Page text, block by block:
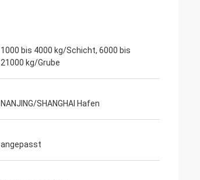
1000 bis 4000 kg/Schicht, 6000 bis
21000 kg/Grube
NANJING/SHANGHAI Hafen
angepasst